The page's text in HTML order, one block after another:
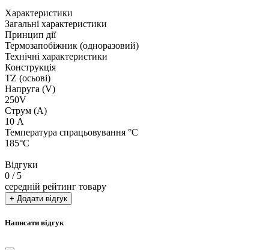
Характеристики
Загальні характеристики
Принцип дії
Термозапобіжник (одноразовий)
Технічні характеристики
Конструкція
TZ (осьові)
Напруга (V)
250V
Струм (А)
10 А
Температура спрацьовування °C
185°C
Відгуки
0 / 5
середній рейтинг товару
+ Додати відгук
Написати відгук